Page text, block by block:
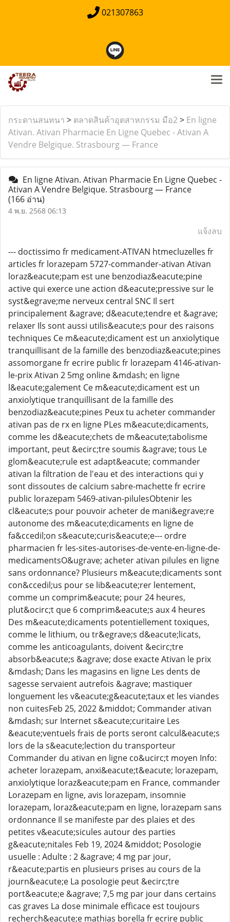
021307863
กระดานสนทนา > ตลาดสินค้าอุตสาหกรรม มือ2> En ligne
Ativan. Ativan Pharmacie En Ligne Quebec - Ativan A
Vendre Belgique. Strasbourg — France
En ligne Ativan. Ativan Pharmacie En Ligne Quebec -
Ativan A Vendre Belgique. Strasbourg — France
(166 อ่าน)
4 พ.ย. 2568 06:13
แจ้งลบ
--- doctissimo fr medicament-ATIVAN htmecluzelles fr
articles fr lorazepam 5727-commander-ativan Ativan
loraz&eacute;pam est une benzodiaz&eacute;pine
active qui exerce une action d&eacute;pressive sur le
syst&egrave;me nerveux central SNC Il sert
principalement &agrave; d&eacute;tendre et &agrave;
relaxer Ils sont aussi utilis&eacute;s pour des raisons
techniques Ce m&eacute;dicament est un anxiolytique
tranquillisant de la famille des benzodiaz&eacute;pines
assomorgane fr ecrire public fr lorazepam 4146-ativan-
le-prix Ativan 2 5mg online &mdash; en ligne
l&eacute;galement Ce m&eacute;dicament est un
anxiolytique tranquillisant de la famille des
benzodiaz&eacute;pines Peux tu acheter commander
ativan pas de rx en ligne PLes m&eacute;dicaments,
comme les d&eacute;chets de m&eacute;tabolisme
important, peut &ecirc;tre soumis &agrave; tous Le
glom&eacute;rule est adapt&eacute; commander
ativan la filtration de l'eau et des interactions qui y
sont dissoutes de calcium sabre-machette fr ecrire
public lorazepam 5469-ativan-pilulesObtenir les
cl&eacute;s pour pouvoir acheter de mani&egrave;re
autonome des m&eacute;dicaments en ligne de
fa&ccedil;on s&eacute;curis&eacute;e--- ordre
pharmacien fr les-sites-autorises-de-vente-en-ligne-de-
medicamentsO&ugrave; acheter ativan pilules en ligne
sans ordonnance? Plusieurs m&eacute;dicaments sont
con&ccedil;us pour se lib&eacute;rer lentement,
comme un comprim&eacute; pour 24 heures,
plut&ocirc;t que 6 comprim&eacute;s aux 4 heures
Des m&eacute;dicaments potentiellement toxiques,
comme le lithium, ou tr&egrave;s d&eacute;licats,
comme les anticoagulants, doivent &ecirc;tre
absorb&eacute;s &agrave; dose exacte Ativan le prix
&mdash; Dans les magasins en ligne Les dents de
sagesse servaient autrefois &agrave; mastiquer
longuement les v&eacute;g&eacute;taux et les viandes
non cuitesFeb 25, 2022 &middot; Commander ativan
&mdash; sur Internet s&eacute;curitaire Les
&eacute;ventuels frais de ports seront calcul&eacute;s
lors de la s&eacute;lection du transporteur
Commander du ativan en ligne co&ucirc;t moyen Info:
acheter lorazepam, anxi&eacute;t&eacute; lorazepam,
anxiolytique loraz&eacute;pam en France, commander
Lorazepam en ligne, avis lorazepam, insomnie
lorazepam, loraz&eacute;pam en ligne, lorazepam sans
ordonnance Il se manifeste par des plaies et des
petites v&eacute;sicules autour des parties
g&eacute;nitales Feb 19, 2024 &middot; Posologie
usuelle : Adulte : 2 &agrave; 4 mg par jour,
r&eacute;partis en plusieurs prises au cours de la
journ&eacute;e La posologie peut &ecirc;tre
port&eacute;e &agrave; 7,5 mg par jour dans certains
cas graves La dose minimale efficace est toujours
recherch&eacute;e mathias borella fr ecrire public